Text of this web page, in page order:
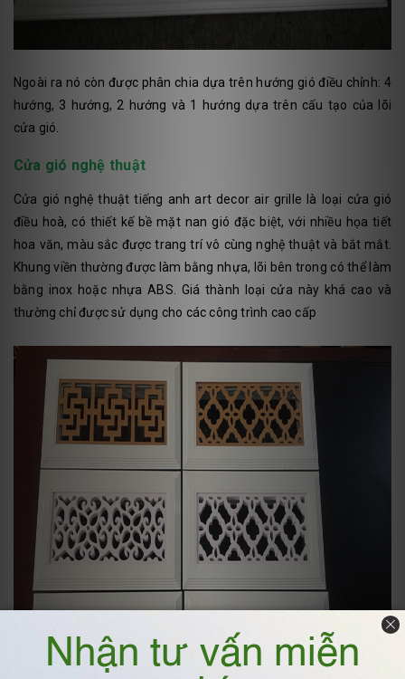
Ngoài ra nó còn được phân chia dựa trên hướng gió điều chỉnh: 4
hướng, 3 hướng, 2 hướng và 1 hướng dựa trên cấu tạo của lõi
cửa gió.
Cửa gió nghệ thuật
Cửa gió nghệ thuật tiếng anh art decor air grille là loại cửa gió
điều hoà, có thiết kế bề mặt nan gió đặc biệt, với nhiều họa tiết
hoa văn, màu sắc được trang trí vô cùng nghệ thuật và bắt mắt.
Khung viền thường được làm bằng nhựa, lõi bên trong có thể làm
bằng inox hoặc nhựa ABS. Giá thành loại cửa này khá cao và
thường chỉ được sử dụng cho các công trình cao cấp